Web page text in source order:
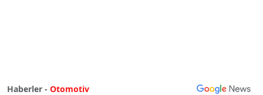
Haberler - Otomotiv